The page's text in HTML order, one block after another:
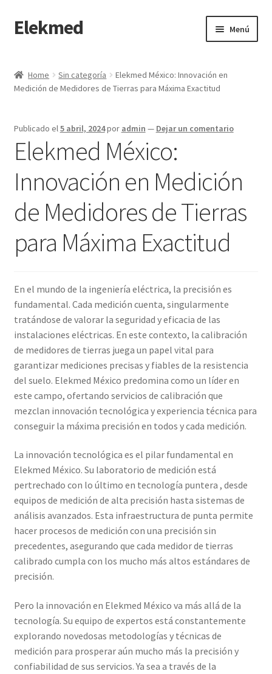
Saltar
a
Ir
al
Elekmed Menú
¿Por Qué Elegir a Elekmed México?
¿Qué es un amperímetro de gancho y cuál es su función
¿Qué es un Amperímetro y Cuál es su Función Principal?
¿Qué es un medidor de tierras y cuál es su función Principal?
¿Qué es un multímetro y cuál es su función Principal?
Amperímetro con certificado de calibración
Calibración de Amperímetros – Elekmed México
Calibración de Medidores de Resistencia – Elekmed México
Calibración de Multímetros – Elekmed México
Calibración de Osciloscopios – Elekmed México
Carrito
Finalizar compra
Medidor de tierras con certificado de calibración
Mi cuenta
Nuestra Misión en Elekmed México
Osciloscopio con certificado de calibración
Home Sin categoría
Elekmed México: Innovación en
Medición de Medidores de Tierras para Máxima Exactitud
Publicado el5 abril, 2024por admin — Dejar un comentario
Elekmed México:
Innovación en Medición
de Medidores de Tierras
para Máxima Exactitud
En el mundo de la ingeniería eléctrica, la precisión es
fundamental. Cada medición cuenta, singularmente
tratándose de valorar la seguridad y eficacia de las
instalaciones eléctricas. En este contexto, la calibración
de medidores de tierras juega un papel vital para
garantizar mediciones precisas y fiables de la resistencia
del suelo. Elekmed México predomina como un líder en
este campo, ofertando servicios de calibración que
mezclan innovación tecnológica y experiencia técnica para
conseguir la máxima precisión en todos y cada medición.
La innovación tecnológica es el pilar fundamental en
Elekmed México. Su laboratorio de medición está
pertrechado con lo último en tecnología puntera , desde
equipos de medición de alta precisión hasta sistemas de
análisis avanzados. Esta infraestructura de punta permite
hacer procesos de medición con una precisión sin
precedentes, asegurando que cada medidor de tierras
calibrado cumpla con los mucho más altos estándares de
precisión.
Pero la innovación en Elekmed México va más allá de la
tecnología. Su equipo de expertos está constantemente
explorando novedosas metodologías y técnicas de
medición para prosperar aún mucho más la precisión y
confiabilidad de sus servicios. Ya sea a través de la